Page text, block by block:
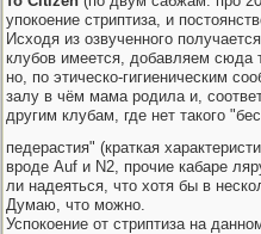
упокоение стриптиза, и
Исходя из озвученного
клубов имеется, добавляем
но, по этическо-гигиеническим
залу в чём мама родила и,
другим клубам, где нет такого
педерастия" (краткая
вроде Auf и N2, прочие кабаре
ли надеяться, что хотя бы в
Думаю, что можно.
Успокоение от стриптиза на